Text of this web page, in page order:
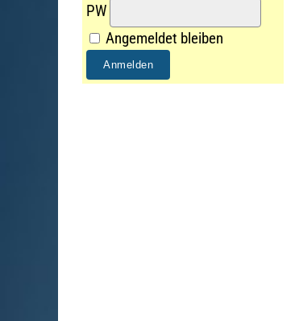
PW
Angemeldet bleiben